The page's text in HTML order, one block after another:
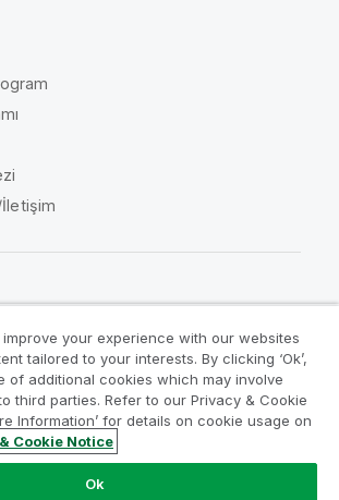
Ürün Koşulları
Legal Policies
Ticari markalar
Info
2026 QlikTech International AB. Tüm
your experience with our websites
tailored to your interests. By clicking ‘Ok’,
of additional cookies which may involve
third parties. Refer to our Privacy & Cookie
Information’ for details on cookie usage on
Cookie Notice
Ok